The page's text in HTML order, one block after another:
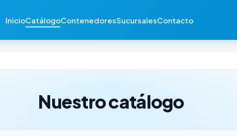
InicioCatálogoContenedoresSucursalesContacto
Nuestro catálogo